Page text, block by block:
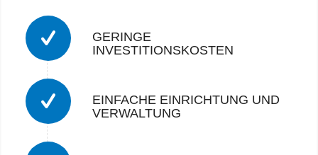
GERINGE
INVESTITIONSKOSTEN
EINFACHE EINRICHTUNG UND
VERWALTUNG